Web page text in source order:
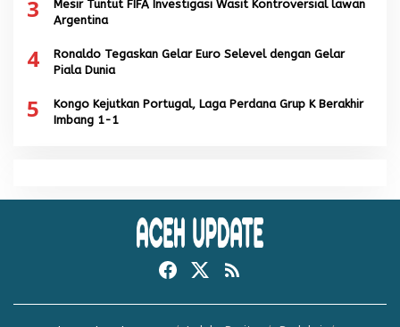
3
Mesir Tuntut FIFA Investigasi Wasit Kontroversial lawan
Argentina
4
Ronaldo Tegaskan Gelar Euro Selevel dengan Gelar
Piala Dunia
5
Kongo Kejutkan Portugal, Laga Perdana Grup K Berakhir
Imbang 1-1